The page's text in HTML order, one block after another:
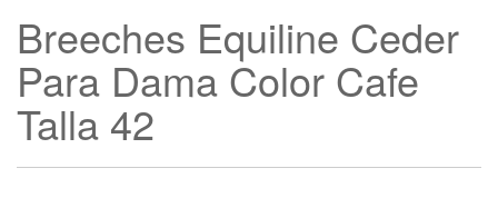
Breeches Equiline Ceder
Para Dama Color Cafe
Talla 42